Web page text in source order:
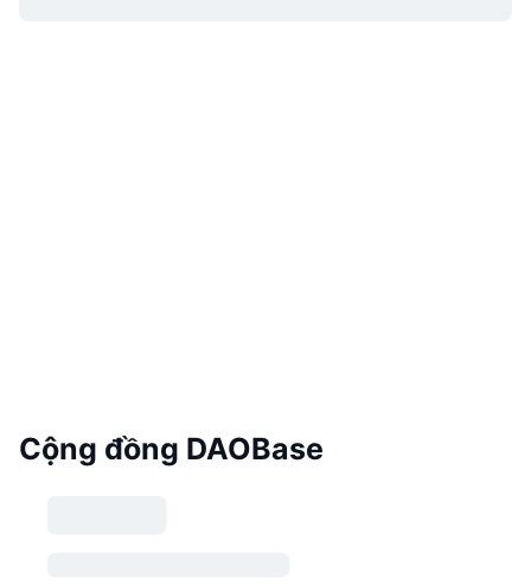
Cộng đồng DAOBase